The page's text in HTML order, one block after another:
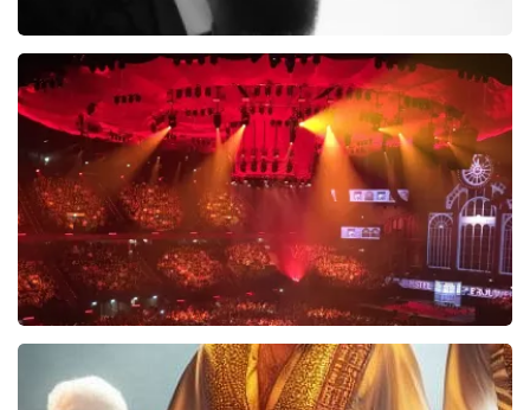
Di-rect
289+reviews
BEKIJKEN
Vrienden Van Amstel Live
1252+reviews